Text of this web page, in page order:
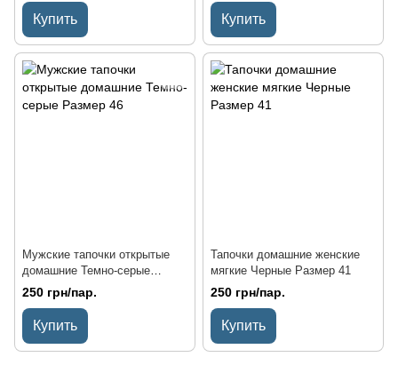
Купить Купить
Мужские тапочки открытые
домашние Темно-серые
Размер 46
250 грн/пар.
Купить
Тапочки домашние женские
мягкие Черные Размер 41
250 грн/пар.
Купить